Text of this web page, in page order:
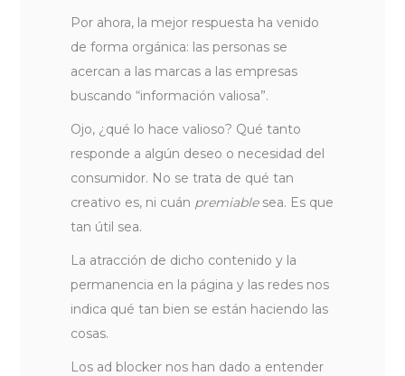
Por ahora, la mejor respuesta ha venido
de forma orgánica: las personas se
acercan a las marcas a las empresas
buscando “información valiosa”.
Ojo, ¿qué lo hace valioso? Qué tanto
responde a algún deseo o necesidad del
consumidor. No se trata de qué tan
creativo es, ni cuán premiablesea. Es que
tan útil sea.
La atracción de dicho contenido y la
permanencia en la página y las redes nos
indica qué tan bien se están haciendo las
cosas.
Los ad blocker nos han dado a entender